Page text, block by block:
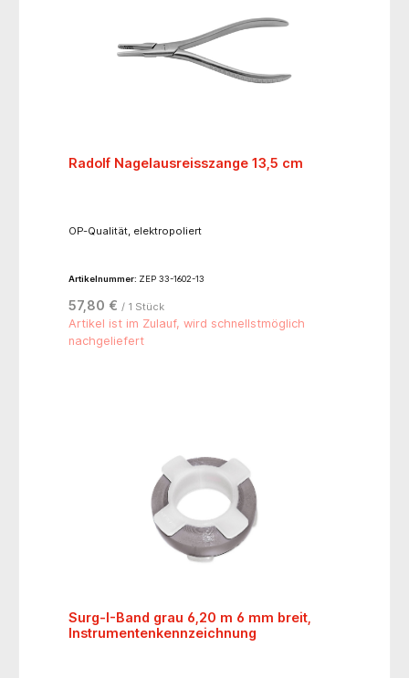
Radolf Nagelausreisszange 13,5 cm
OP-Qualität, elektropoliert
Artikelnummer: ZEP 33-1602-13
57,80 € / 1 Stück
Artikel ist im Zulauf, wird schnellstmöglich
nachgeliefert
Surg-I-Band grau 6,20 m 6 mm breit,
Instrumentenkennzeichnung